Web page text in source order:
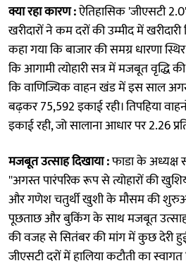
क्या रहा कारण :ऐतिहासिक 'जीएसटी
खरीदारों ने कम दरों की उम्मीद में
कहा गया कि बाजार की समग्र धारणा
कि आगामी त्योहारी सत्र में मजबूत वृद्धि
कि वाणिज्यिक वाहन खंड में इस साल
बढ़कर 75,592 इकाई रही। तिपहिया
इकाई रही, जो सालाना आधार पर 2.26
मजबूत उत्साह दिखाया :फाडा के अध्यक्ष
''अगस्त पारंपरिक रूप से त्योहारों की
और गणेश चतुर्थी खुशी के मौसम की
पूछताछ और बुकिंग के साथ मजबूत उत्साह
की वजह से सितंबर की मांग में कुछ देरी
जीएसटी दरों में हालिया कटौती का स्वागत